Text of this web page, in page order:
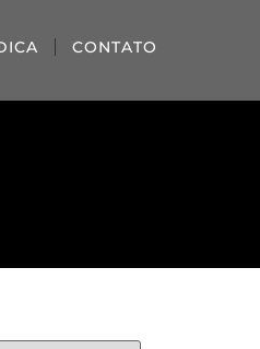
CONTATO